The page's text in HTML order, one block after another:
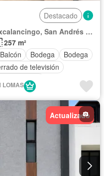
Destacado
Pueblo de San Bernardino Tlaxcalancingo, San Andrés Cholula
257 m²
Balcón Bodega
Bodega
de televisión
integral
Electricidad
Internet
Sala polivalente
Sin amueblar
LOMAS
Actualizado